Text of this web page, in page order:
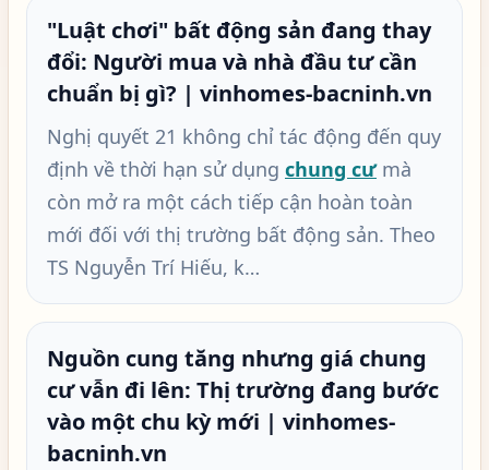
"Luật chơi" bất động sản đang thay
đổi: Người mua và nhà đầu tư cần
chuẩn bị gì? | vinhomes-bacninh.vn
Nghị quyết 21 không chỉ tác động đến quy
định về thời hạn sử dụng chung cưmà
còn mở ra một cách tiếp cận hoàn toàn
mới đối với thị trường bất động sản. Theo
TS Nguyễn Trí Hiếu, k…
Nguồn cung tăng nhưng giá chung
cư vẫn đi lên: Thị trường đang bước
vào một chu kỳ mới | vinhomes-
bacninh.vn